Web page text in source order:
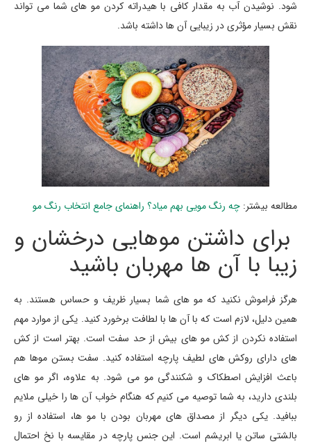
شود. نوشیدن آب به مقدار کافی با هیدراته کردن مو های شما می تواند
نقش بسیار مؤثری در زیبایی آن ها داشته باشد.
مطالعه بیشتر: چه رنگ مویی بهم میاد؟ راهنمای جامع انتخاب رنگ مو
برای داشتن موهایی درخشان و
زیبا با آن ها مهربان باشید
هرگز فراموش نکنید که مو های شما بسیار ظریف و حساس هستند. به
همین دلیل، لازم است که با آن ها با لطافت برخورد کنید. یکی از موارد مهم
استفاده نکردن از کش مو های بیش از حد سفت است. بهتر است از کش
های دارای روکش های لطیف پارچه استفاده کنید. سفت بستن موها هم
باعث افزایش اصطکاک و شکنندگی مو می شود. به علاوه، اگر مو های
بلندی دارید، به شما توصیه می کنیم که هنگام خواب آن ها را خیلی ملایم
ببافید. یکی دیگر از مصداق های مهربان بودن با مو ها، استفاده از رو
بالشتی ساتن یا ابریشم است. این جنس پارچه در مقایسه با نخ احتمال